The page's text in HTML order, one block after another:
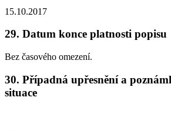
15.10.2017
29. Datum konce platnosti popisu
Bez časového omezení.
30. Případná upřesnění a
situace